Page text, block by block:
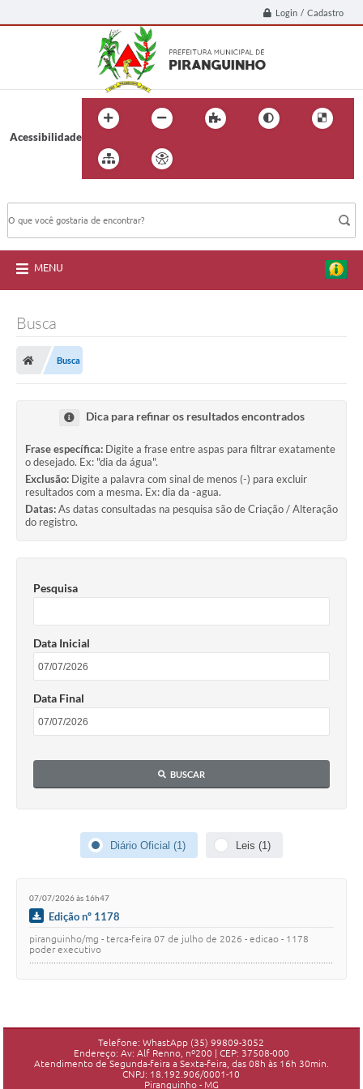
Login / Cadastro
Acessibilidade
MENU
Busca
Busca
Dica para refinar os resultados encontrados
Frase específica: Digite a frase entre aspas para filtrar exatamente
o desejado. Ex: "dia da água".
Exclusão: Digite a palavra com sinal de menos (-) para excluir
resultados com a mesma. Ex: dia da -agua.
Datas:As datas consultadas na pesquisa são de Criação / Alteração
do registro.
Pesquisa
Data Inicial
Data Final
BUSCAR
Diário Oficial (1) Leis (1)
07/07/2026 às 16h47
Edição nº 1178
piranguinho/mg - terca-feira 07 de julho de 2026 - edicao - 1178
poder executivo
Telefone: WhastApp (35) 99809-3052
Endereço: Av: Alf Renno, nº200 | CEP: 37508-000
Atendimento de Segunda-feira a Sexta-feira, das 08h às 16h 30min.
CNPJ: 18.192.906/0001-10
Piranguinho - MG